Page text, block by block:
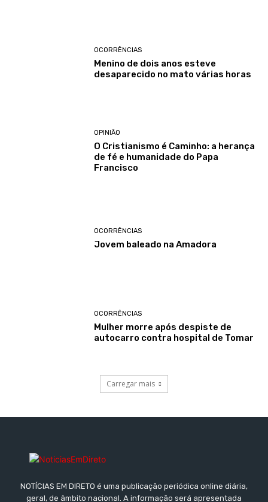
OCORRÊNCIAS
Menino de dois anos esteve
desaparecido no mato várias horas
OPINIÃO
O Cristianismo é Caminho: a herança
de fé e humanidade do Papa
Francisco
OCORRÊNCIAS
Jovem baleado na Amadora
OCORRÊNCIAS
Mulher morre após despiste de
autocarro contra hospital de Tomar
Carregar mais
NOTÍCIAS EM DIRETO é uma publicação periódica online diária,
geral, de âmbito nacional. A informação será apresentada